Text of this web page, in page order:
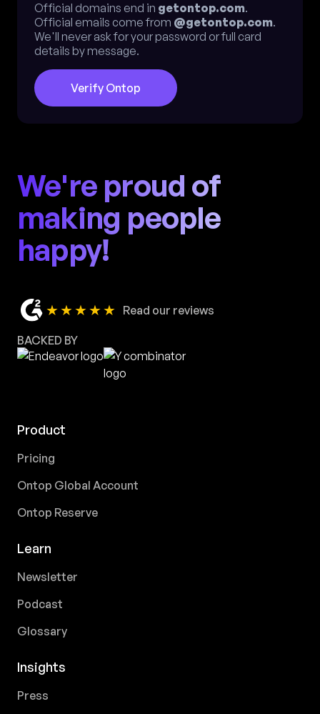
Official domains end in getontop.com.
Official emails come from @getontop.com.
We'll never ask for your password or full card
details by message.
Verify Ontop
We're proud of
making people
happy!
★★★★★ Read our reviews
BACKED BY
Product
Pricing
Ontop Global Account
Ontop Reserve
Learn
Newsletter
Podcast
Glossary
Insights
Press